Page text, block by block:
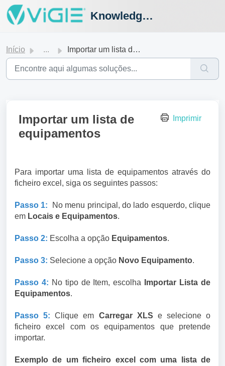
Knowledge Hub
Início ... Importar um lista de equipamentos
Imprimir
Importar um lista de
equipamentos
Para importar uma lista de equipamentos através do
ficheiro excel, siga os seguintes passos:
Passo 1: No menu principal, do lado esquerdo, clique
em Locais e Equipamentos.
Passo 2: Escolha a opção Equipamentos.
Passo 3: Selecione a opção Novo Equipamento.
Passo 4: No tipo de Item, escolha
Importar Lista de
Equipamentos.
Passo 5: Clique em Carregar XLS e selecione o
ficheiro excel com os equipamentos que pretende
importar.
Exemplo de um ficheiro excel com uma lista de